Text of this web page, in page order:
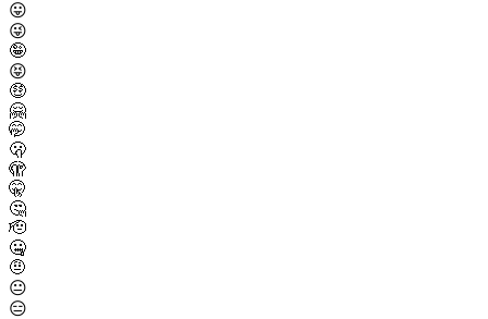
😛
😜
🤪
😝
🤑
🤗
🤭
🫢
🫣
🤫
🤔
🫡
🤐
🤨
😐
😑